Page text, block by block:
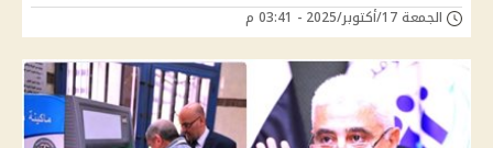
الجمعة 17/أكتوبر/2025 - 03:41 م